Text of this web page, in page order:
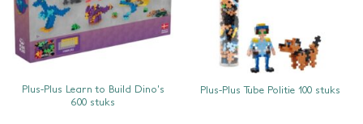
SNEL BEKIJKEN
Plus-Plus Learn to Build Dino’s
600 stuks
Plus-Plus Tube Politie 100 stuks